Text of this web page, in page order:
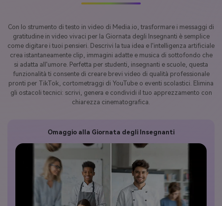
Con lo strumento di testo in video di Media.io, trasformare i messaggi di
gratitudine in video vivaci per la Giornata degli Insegnanti è semplice
come digitare i tuoi pensieri. Descrivi la tua idea e l'intelligenza artificiale
crea istantaneamente clip, immagini adatte e musica di sottofondo che
si adatta all'umore. Perfetta per studenti, insegnanti e scuole, questa
funzionalità ti consente di creare brevi video di qualità professionale
pronti per TikTok, cortometraggi di YouTube o eventi scolastici. Elimina
gli ostacoli tecnici: scrivi, genera e condividi il tuo apprezzamento con
chiarezza cinematografica.
Omaggio alla Giornata degli Insegnanti